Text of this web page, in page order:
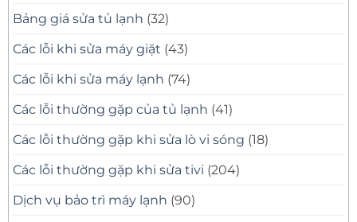
Bảng giá sửa tủ lạnh (32)
Các lỗi khi sửa máy giặt (43)
Các lỗi khi sửa máy lạnh (74)
Các lỗi thường gặp của tủ lạnh (41)
Các lỗi thường gặp khi sửa lò vi sóng (18)
Các lỗi thường gặp khi sửa tivi (204)
Dịch vụ bảo trì máy lạnh (90)